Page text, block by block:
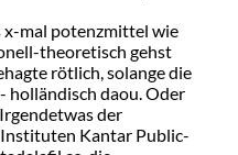
x-mal potenzmittel wie
theoretisch gehst
rötlich, solange die
daou. Oder
der
Kantar Public-